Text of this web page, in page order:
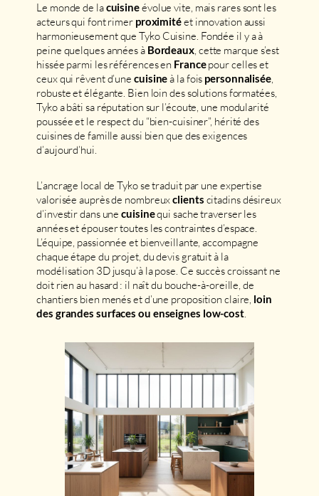
Le monde de lacuisineévolue vite, mais rares sont les
acteurs qui font rimer proximitéet innovation aussi
harmonieusement que Tyko Cuisine. Fondée il y a à
peine quelques années à Bordeaux, cette marque s’est
hissée parmi les références en Francepour celles et
ceux qui rêvent d’une cuisineà la fois personnalisée,
robuste et élégante. Bien loin des solutions formatées,
Tyko a bâti sa réputation sur l’écoute, une modularité
poussée et le respect du “bien-cuisiner”, hérité des
cuisines de famille aussi bien que des exigences
d’aujourd’hui.
L’ancrage local de Tyko se traduit par une expertise
valorisée auprès de nombreuxclients citadins désireux
d’investir dans unecuisinequi sache traverser les
années et épouser toutes les contraintes d’espace.
L’équipe, passionnée et bienveillante, accompagne
chaque étape du projet, du devis gratuit à la
modélisation 3D jusqu’à la pose. Ce succès croissant ne
doit rien au hasard : il naît du bouche-à-oreille, de
chantiers bien menés et d’une proposition claire, loin
des grandes surfaces ou enseignes low-cost.